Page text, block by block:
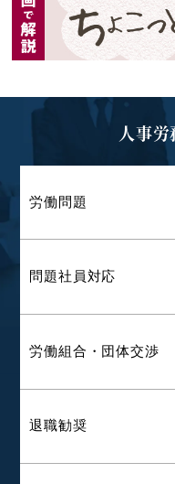
人事
労働問題
問題社員対応
労働組合・ 団体交渉
退職勧奨